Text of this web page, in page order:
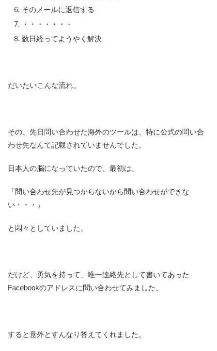
そのメールに返信する
・・・・・・・
数日経ってようやく解決
だいたいこんな流れ。
その、先日問い合わせた海外のツールは、特に公式の問い合
わせ先なんて記載されていませんでした。
日本人の脳になっていたので、最初は、
「問い合わせ先が見つからないから問い合わせができな
い・・・」
と悶々としていました。
だけど、勇気を持って、唯一連絡先として書いてあった
Facebookのアドレスに問い合わせてみました。
すると意外とすんなり答えてくれました。